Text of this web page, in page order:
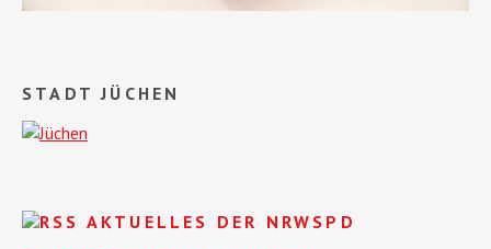
STADT JÜCHEN
AKTUELLES DER NRWSPD